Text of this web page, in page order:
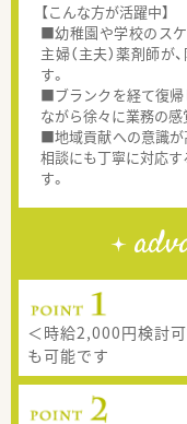
【こんな方が活躍中】
■幼稚園や学校のス
主婦（主夫）薬剤師
す。
■ブランクを経て復帰
ながら徐々に業務の感
■地域貢献への意識が
相談にも丁寧に対応
す。
＜時給2,000円検討
も可能です